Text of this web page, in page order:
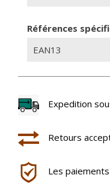
Références
EAN13
Expedition
Retours
Les